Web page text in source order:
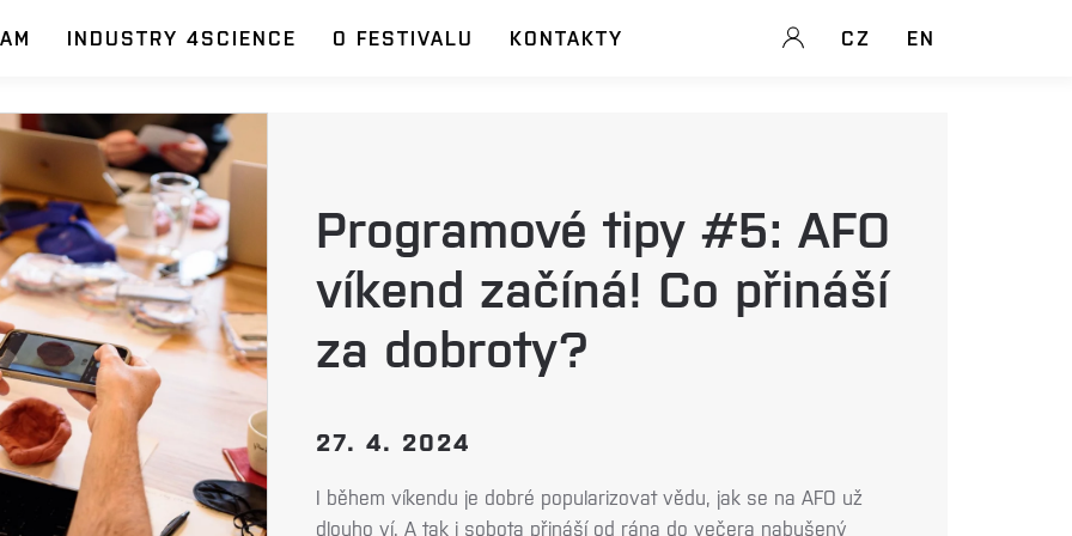
INDUSTRY 4SCIENCE O FESTIVALU KONTAKTY CZ EN
Programové tipy #5: AFO
víkend začíná! Co přináší
za dobroty?
27. 4. 2024
I během víkendu je dobré popularizovat vědu, jak se na AFO už
dlouho ví. A tak i sobota přináší od rána do večera nabušený